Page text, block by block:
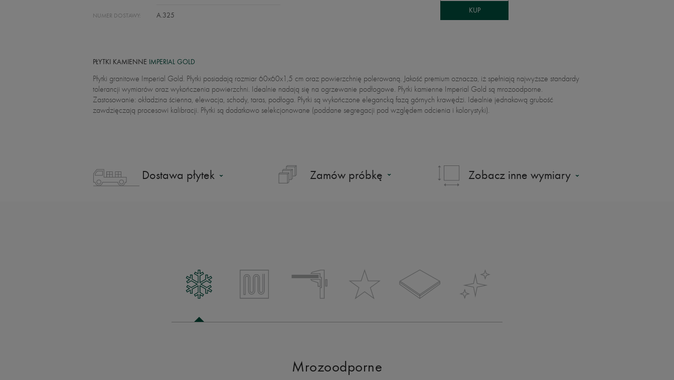
NUMER DOSTAWY: A.325
PŁYTKI KAMIENNE IMPERIAL GOLD
Płytki granitowe Imperial Gold. Płytki posiadają rozmiar 60x60x1,5 cm oraz powierzchnię polerowaną. Jakość premium oznacza, iż spełniają najwyższe standardy
tolerancji wymiarów oraz wykończenia powierzchni. Idealnie nadają się na ogrzewanie podłogowe. Płytki kamienne Imperial Gold są mrozoodporne.
Zastosowanie: okładzina ścienna, elewacja, schody, taras, podłoga. Płytki są wykończone elegancką fazą górnych krawędzi. Idealnie jednakową grubość
zawdzięczają procesowi kalibracji. Płytki są dodatkowo selekcjonowane (poddane segregacji pod względem odcienia i kolorystyki).
Dostawa płytek Zamów próbkę Zobacz inne wymiary
Mrozoodporne